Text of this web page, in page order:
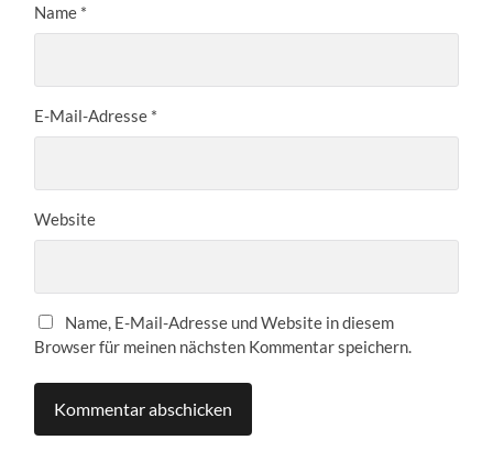
Name *
E-Mail-Adresse *
Website
Name, E-Mail-Adresse und Website in diesem
Browser für meinen nächsten Kommentar speichern.